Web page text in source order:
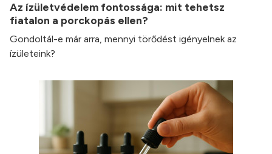
Az ízületvédelem fontossága: mit tehetsz
fiatalon a porckopás ellen?
Gondoltál-e már arra, mennyi törődést igényelnek az
ízületeink?